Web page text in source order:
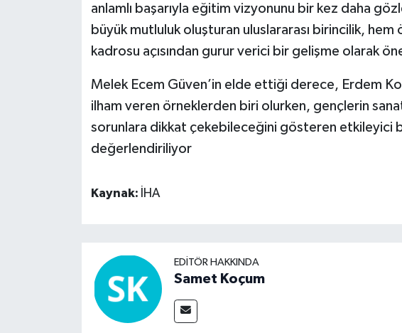
anlamlı başarıyla eğitim vizyonunu bir kez daha
büyük mutluluk oluşturan uluslararası birincilik,
kadrosu açısından gurur verici bir gelişme olarak
Melek Ecem Güven’in elde ettiği derece, Erdem
ilham veren örneklerden biri olurken, gençlerin
sorunlara dikkat çekebileceğini gösteren etkileyici
değerlendiriliyor
Kaynak: İHA
EDITÖR HAKKINDA
Samet Koçum